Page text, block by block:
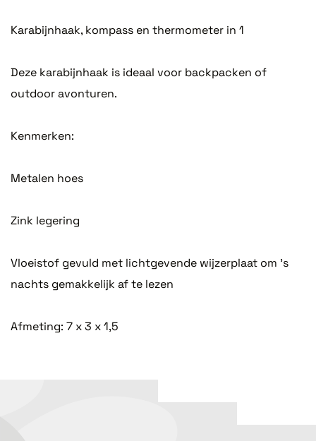
Karabijnhaak, kompass en thermometer in 1
Deze karabijnhaak is ideaal voor backpacken of
outdoor avonturen.
Kenmerken:
Metalen hoes
Zink legering
Vloeistof gevuld met lichtgevende wijzerplaat om 's
nachts gemakkelijk af te lezen
Afmeting: 7 x 3 x 1,5